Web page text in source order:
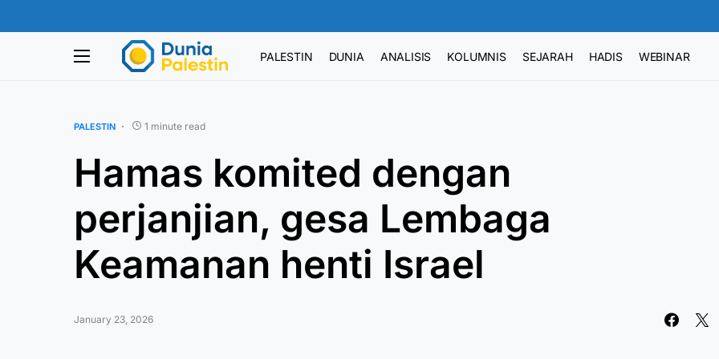
PALESTIN DUNIA ANALISIS KOLUMNIS SEJARAH HADIS WEBINAR
PALESTIN 1 minute read
Hamas komited dengan
perjanjian, gesa Lembaga
Keamanan henti Israel
January 23, 2026